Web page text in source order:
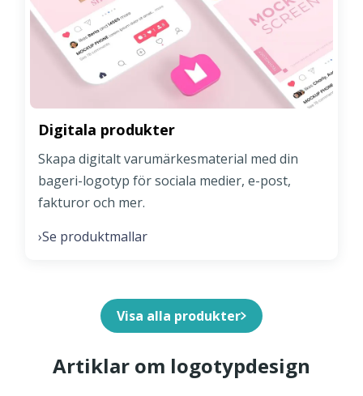
Digitala produkter
Skapa digitalt varumärkesmaterial med din
bageri-logotyp för sociala medier, e-post,
fakturor och mer.
›Se produktmallar
Visa alla produkter
Artiklar om logotypdesign